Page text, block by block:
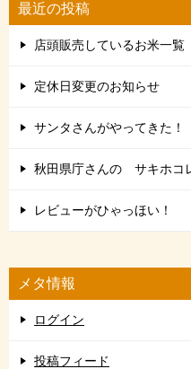
最近の投稿
店頭販売しているお米一覧
定休日変更のお知らせ
サンタさんがやってきた！
秋田県庁さんの サキホコ
レビューがひゃっほい！
メタ情報
ログイン
投稿フィード